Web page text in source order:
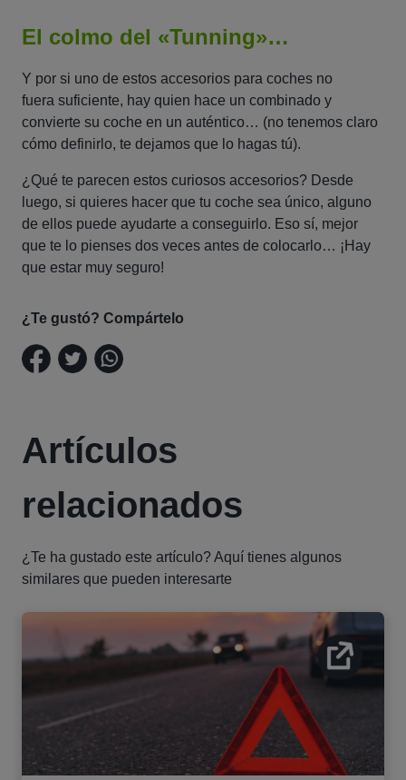
El colmo del «Tunning»…
Y por si uno de estos accesorios para coches no
fuera suficiente, hay quien hace un combinado y
convierte su coche en un auténtico… (no tenemos claro
cómo definirlo, te dejamos que lo hagas tú).
¿Qué te parecen estos curiosos accesorios? Desde
luego, si quieres hacer que tu coche sea único, alguno
de ellos puede ayudarte a conseguirlo. Eso sí, mejor
que te lo pienses dos veces antes de colocarlo… ¡Hay
que estar muy seguro!
¿Te gustó? Compártelo
Artículos
relacionados
¿Te ha gustado este artículo? Aquí tienes algunos
similares que pueden interesarte